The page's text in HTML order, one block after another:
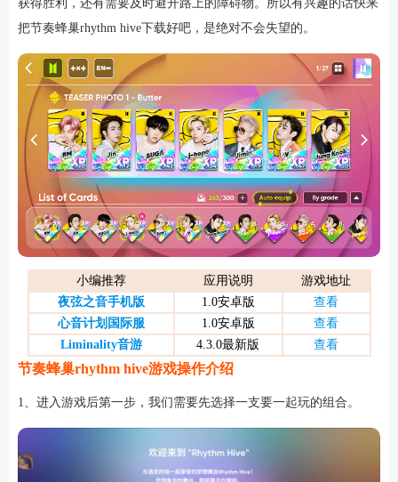
获得胜利，还有需要及时避开路上的障碍物。所以有兴趣的话快来
把节奏蜂巢rhythm hive下载好吧，是绝对不会失望的。
小编推荐 应用说明
游戏地址
夜弦之音手机版
1.0安卓版
查看
心音计划国际服
1.0安卓版
查看
Liminality音游
4.3.0最新版 查看
节奏蜂巢rhythm hive游戏操作介绍
1、进入游戏后第一步，我们需要先选择一支要一起玩的组合。